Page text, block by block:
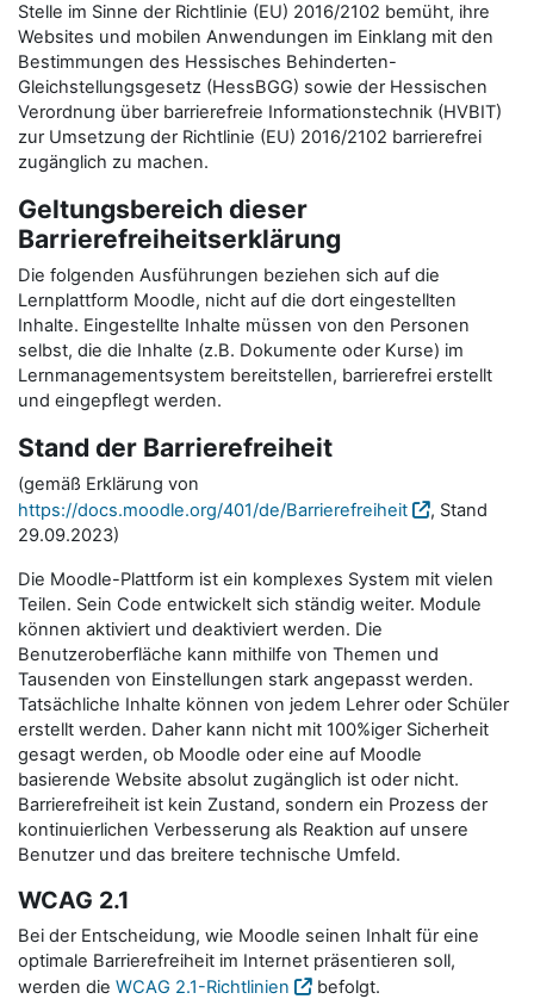
Stelle im Sinne der Richtlinie (EU) 2016/2102 bemüht, ihre
Websites und mobilen Anwendungen im Einklang mit den
Bestimmungen des Hessisches Behinderten-
Gleichstellungsgesetz (HessBGG) sowie der Hessischen
Verordnung über barrierefreie Informationstechnik (HVBIT)
zur Umsetzung der Richtlinie (EU) 2016/2102 barrierefrei
zugänglich zu machen.
Geltungsbereich dieser
Barrierefreiheitserklärung
Die folgenden Ausführungen beziehen sich auf die
Lernplattform Moodle, nicht auf die dort eingestellten
Inhalte. Eingestellte Inhalte müssen von den Personen
selbst, die die Inhalte (z.B. Dokumente oder Kurse) im
Lernmanagementsystem bereitstellen, barrierefrei erstellt
und eingepflegt werden.
Stand der Barrierefreiheit
(gemäß Erklärung von
https://docs.moodle.org/401/de/Barrierefreiheit
, Stand
29.09.2023)
Die Moodle-Plattform ist ein komplexes System mit vielen
Teilen. Sein Code entwickelt sich ständig weiter. Module
können aktiviert und deaktiviert werden. Die
Benutzeroberfläche kann mithilfe von Themen und
Tausenden von Einstellungen stark angepasst werden.
Tatsächliche Inhalte können von jedem Lehrer oder Schüler
erstellt werden. Daher kann nicht mit 100%iger Sicherheit
gesagt werden, ob Moodle oder eine auf Moodle
basierende Website absolut zugänglich ist oder nicht.
Barrierefreiheit ist kein Zustand, sondern ein Prozess der
kontinuierlichen Verbesserung als Reaktion auf unsere
Benutzer und das breitere technische Umfeld.
WCAG 2.1
Bei der Entscheidung, wie Moodle seinen Inhalt für eine
optimale Barrierefreiheit im Internet präsentieren soll,
werden die WCAG 2.1-Richtlinien befolgt.